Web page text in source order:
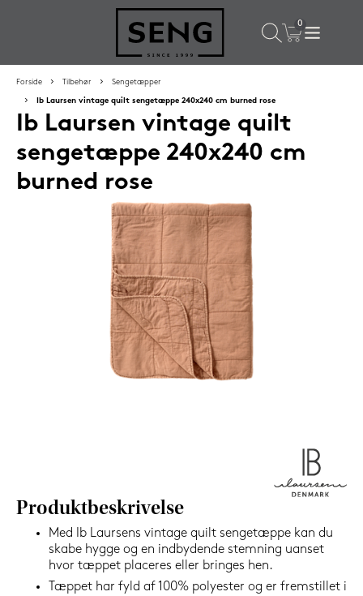
Populære valg til dig
Silvana Support hovedpude 50x65 cm Saphir (orange)
Forside Tilbehør Sengetæpper
Ib Laursen vintage quilt sengetæppe 240x240 cm burned rose
Ib Laursen vintage quilt
sengetæppe 240x240 cm
burned rose
Produktbeskrivelse
Med Ib Laursens vintage quilt sengetæppe kan du
skabe hygge og en indbydende stemning uanset
hvor tæppet placeres eller bringes hen.
Tæppet har fyld af 100% polyester og er fremstillet i